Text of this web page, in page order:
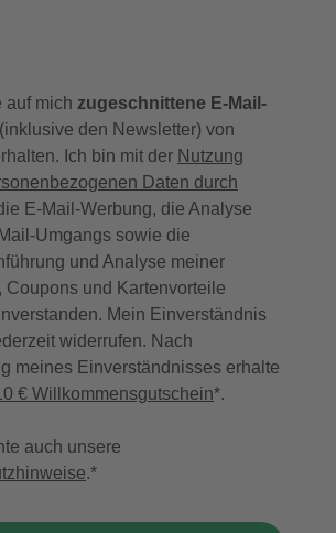
auf mich zugeschnittene E-Mail-
(inklusive den Newsletter) von
Ich bin mit der Nutzung
Daten durch
E-Mail-Werbung, die Analyse
Umgangs sowie die
und Analyse meiner
Coupons und Kartenvorteile
Mein Einverständnis
widerrufen. Nach
meines Einverständnisses erhalte
€ Willkommensgutschein*.
auch unsere
.